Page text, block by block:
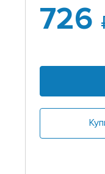
726